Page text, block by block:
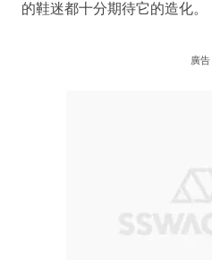
的鞋迷都十分期待它的造化。
廣告